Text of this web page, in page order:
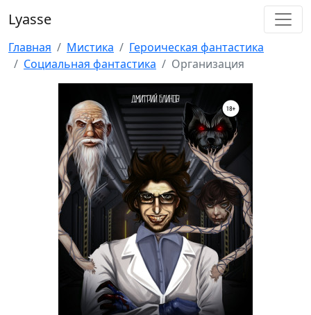
Lyasse
Главная Мистика
Героическая фантастика
Социальная фантастика
Организация